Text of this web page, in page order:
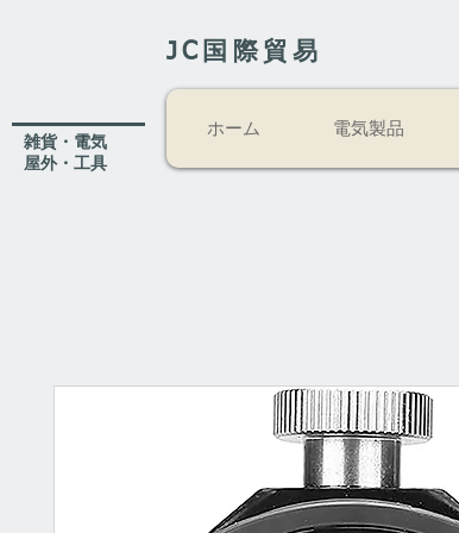
JC国際貿易
​雑貨・電気
​屋外・工具
ホーム 電気製品